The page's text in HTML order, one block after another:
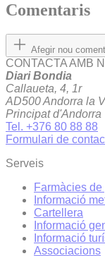
Comentaris
Afegir nou
CONTACTA AMB
Diari Bondia
Callaueta, 4, 1r
AD500 Andorra la
Principat d'Andorra
Tel. +376 80 88 88
Formulari de
Serveis
Farmàcies
Informació
Cartellera
Informació
Informació
Associacions